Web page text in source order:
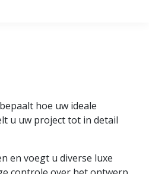
hoe uw ideale
u uw project tot in detail
en voegt u diverse luxe